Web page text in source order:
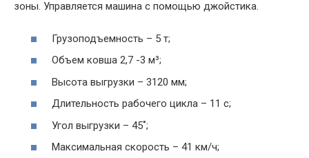
зоны. Управляется машина с помощью джойстика.
Грузоподъемность – 5 т;
Объем ковша 2,7 -3 м³;
Высота выгрузки – 3120 мм;
Длительность рабочего цикла – 11 с;
Угол выгрузки – 45˚;
Максимальная скорость – 41 км/ч;